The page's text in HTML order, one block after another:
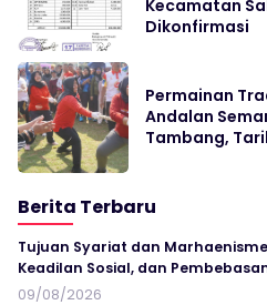
Kecamatan
Dikonfirmasi
Permainan
Andalan
Tambang,
Berita Terbaru
Tujuan Syariat dan
Keadilan Sosial, dan
09/08/2026